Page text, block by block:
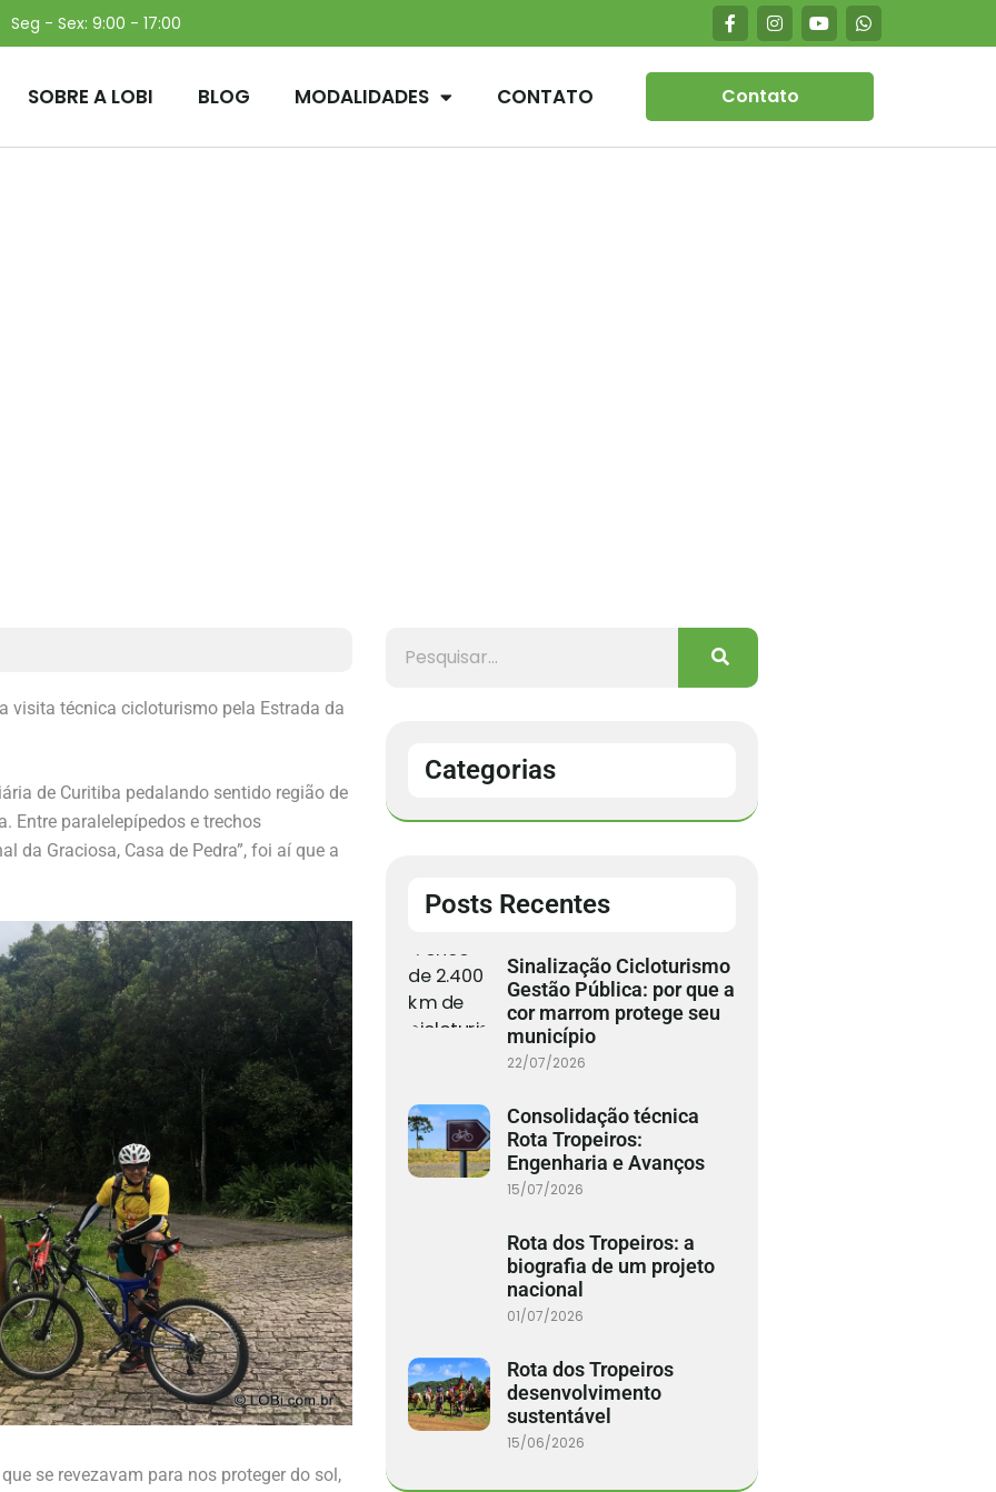
Seg - Sex: 9:00 - 17:00
SOBRE A LOBI BLOG MODALIDADES CONTATO Contato
visita técnica cicloturismo pela Estrada da
de Curitiba pedalando sentido região de
Entre paralelepípedos e trechos
da Graciosa, Casa de Pedra”, foi aí que a
se revezavam para nos proteger do sol,
Categorias
Posts Recentes
Sinalização Cicloturismo
Gestão Pública: por que a
cor marrom protege seu
município
22/07/2026
Consolidação técnica
Rota Tropeiros:
Engenharia e Avanços
15/07/2026
Rota dos Tropeiros: a
biografia de um projeto
nacional
01/07/2026
Rota dos Tropeiros
desenvolvimento
sustentável
15/06/2026